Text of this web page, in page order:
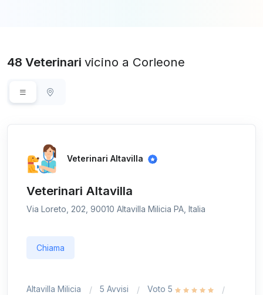
48 Veterinari vicino a Corleone
Veterinari Altavilla
Veterinari Altavilla
Via Loreto, 202, 90010 Altavilla Milicia PA, Italia
Chiama
Altavilla Milicia 5 Avvisi
Voto 5